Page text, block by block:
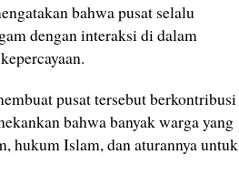
bahwa pusat selalu
dengan interaksi di dalam
pusat tersebut berkontribusi
bahwa banyak warga yang
hukum Islam, dan aturannya untuk